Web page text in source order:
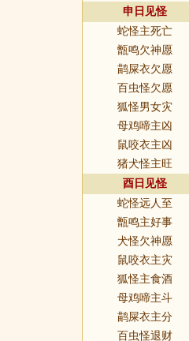
申日见怪
蛇怪主死亡
甑鸣欠神愿
鹋屎衣欠愿
百虫怪欠愿
狐怪男女灾
母鸡啼主凶
鼠咬衣主凶
猪犬怪主旺
酉日见怪
蛇怪远人至
甑鸣主好事
犬怪欠神愿
鼠咬衣主灾
狐怪主食酒
母鸡啼主斗
鹋屎衣主分
百虫怪退财